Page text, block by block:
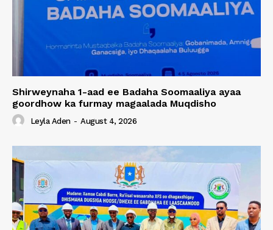
Shirweynaha 1-aad ee Badaha Soomaaliya ayaa
goordhow ka furmay magaalada Muqdisho
Leyla Aden - August 4, 2026